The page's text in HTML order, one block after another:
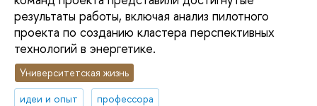
результаты работы, включая анализ пилотного
проекта по созданию кластера перспективных
технологий в энергетике.
Университетская жизнь
идеи и опыт
профессора